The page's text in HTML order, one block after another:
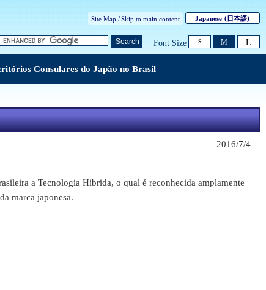
Site Map /Skip to main content Japanese (日本語)
Search Font Size S M L
Consulares do Japão no Brasil
2016/7/4
a Tecnologia Híbrida, o qual é reconhecida amplamente
marca japonesa.